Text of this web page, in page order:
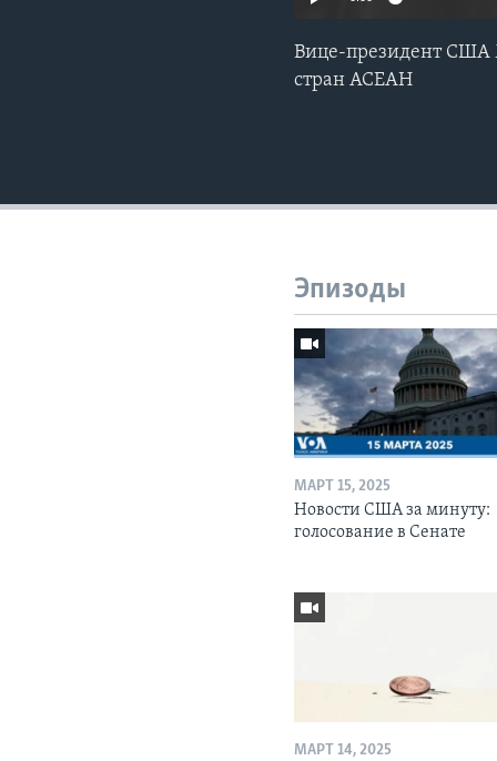
Вице-президент США
стран АСЕАН
Эпизоды
МАРТ 15, 2025
Новости США за минуту:
голосование в Сенате
МАРТ 14, 2025